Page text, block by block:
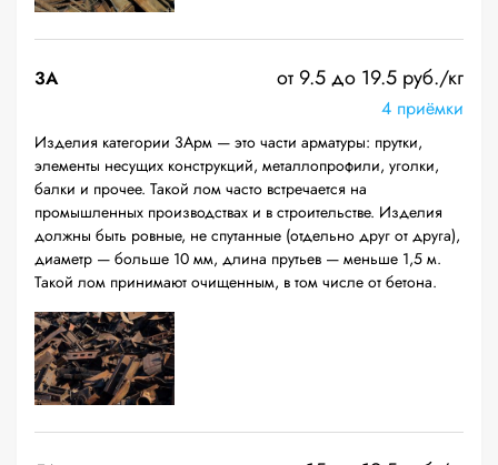
3А от 9.5 до 19.5 руб./кг
4 приёмки
Изделия категории 3Арм — это части арматуры: прутки,
элементы несущих конструкций, металлопрофили, уголки,
балки и прочее. Такой лом часто встречается на
промышленных производствах и в строительстве. Изделия
должны быть ровные, не спутанные (отдельно друг от друга),
диаметр — больше 10 мм, длина прутьев — меньше 1,5 м.
Такой лом принимают очищенным, в том числе от бетона.